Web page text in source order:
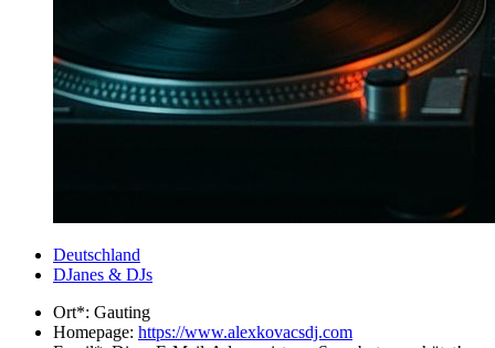
Deutschland
DJanes & DJs
Ort*: Gauting
Homepage: https://www.alexkovacsdj.com